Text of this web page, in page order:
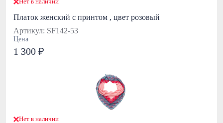
Платок женский с принтом , цвет розовый
Артикул: SF142-53
Цена
1 300 ₽
Нет в наличии